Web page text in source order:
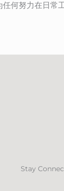
何努力在日常
Stay